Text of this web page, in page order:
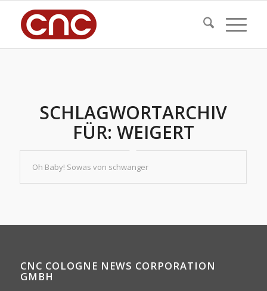
SCHLAGWORTARCHIV
FÜR: WEIGERT
Oh Baby! Sowas von schwanger
CNC COLOGNE NEWS CORPORATION
GMBH